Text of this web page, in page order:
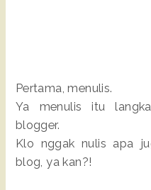
Pertama, menulis.
Ya menulis itu
blogger.
Klo nggak nulis apa
blog, ya kan?!